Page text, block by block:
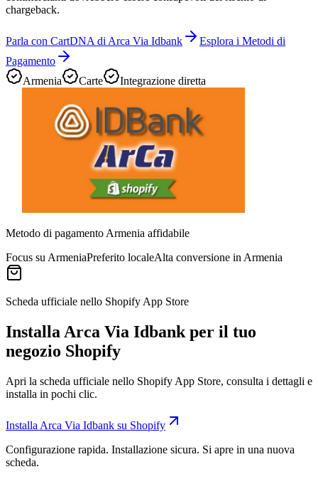
chargeback.
Parla con CartDNA di Arca Via Idbank
Esplora i Metodi di
Pagamento
Armenia
Carte Integrazione diretta
Metodo di pagamento Armenia affidabile
Focus su ArmeniaPreferito localeAlta conversione in Armenia
Scheda ufficiale nello Shopify App Store
Installa Arca Via Idbank per il tuo
negozio Shopify
Apri la scheda ufficiale nello Shopify App Store, consulta i dettagli e
installa in pochi clic.
Installa Arca Via Idbank su Shopify
Configurazione rapida. Installazione sicura. Si apre in una nuova
scheda.